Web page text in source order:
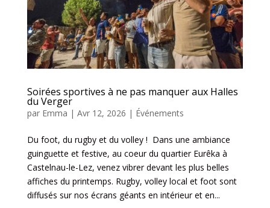
Soirées sportives à ne pas manquer aux Halles
du Verger
par Emma | Avr 12, 2026 | Événements
Du foot, du rugby et du volley ! Dans une ambiance
guinguette et festive, au coeur du quartier Eurêka à
Castelnau-le-Lez, venez vibrer devant les plus belles
affiches du printemps. Rugby, volley local et foot sont
diffusés sur nos écrans géants en intérieur et en...